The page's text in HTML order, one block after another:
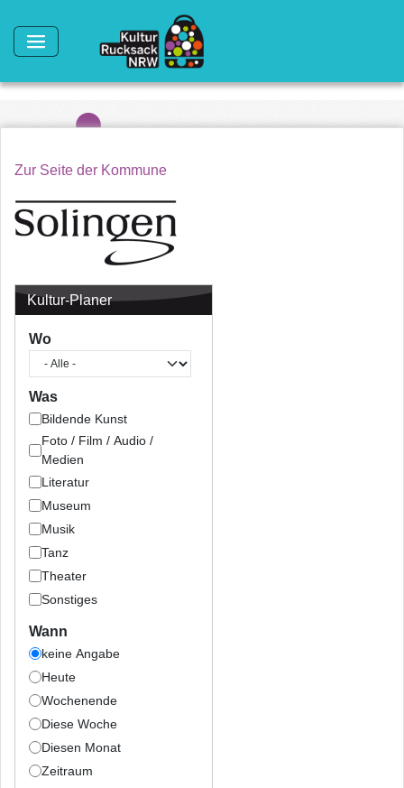
Zur Seite der Kommune
Kultur-Planer
Wo
Was
Bildende Kunst
Foto / Film / Audio /
Medien
Literatur
Museum
Musik
Tanz
Theater
Sonstiges
Wann
keine Angabe
Heute
Wochenende
Diese Woche
Diesen Monat
Zeitraum